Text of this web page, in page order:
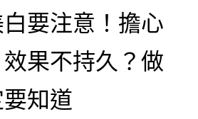
要注意！擔心
果不持久？做
知道